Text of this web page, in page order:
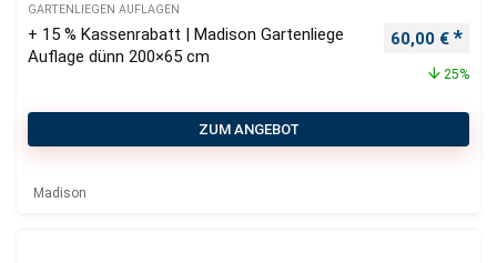
GARTENLIEGEN AUFLAGEN
+ 15 % Kassenrabatt | Madison Gartenliege
Auflage dünn 200×65 cm
60,00 €
25%
ZUM ANGEBOT
Madison